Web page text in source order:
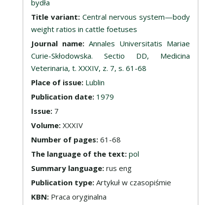
bydła
Title variant: Central nervous system—body
weight ratios in cattle foetuses
Journal name: Annales Universitatis Mariae
Curie-Skłodowska. Sectio DD, Medicina
Veterinaria, t. XXXIV, z. 7, s. 61-68
Place of issue: Lublin
Publication date: 1979
Issue: 7
Volume: XXXIV
Number of pages: 61-68
The language of the text: pol
Summary language: rus eng
Publication type: Artykuł w czasopiśmie
KBN: Praca oryginalna